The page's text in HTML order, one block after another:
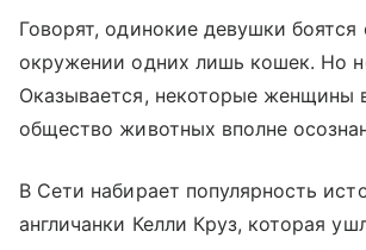
Говорят, одинокие девушки боятся
окружении одних лишь кошек. Но
Оказывается, некоторые женщины
общество животных вполне
В Сети набирает популярность
англичанки Келли Круз, которая